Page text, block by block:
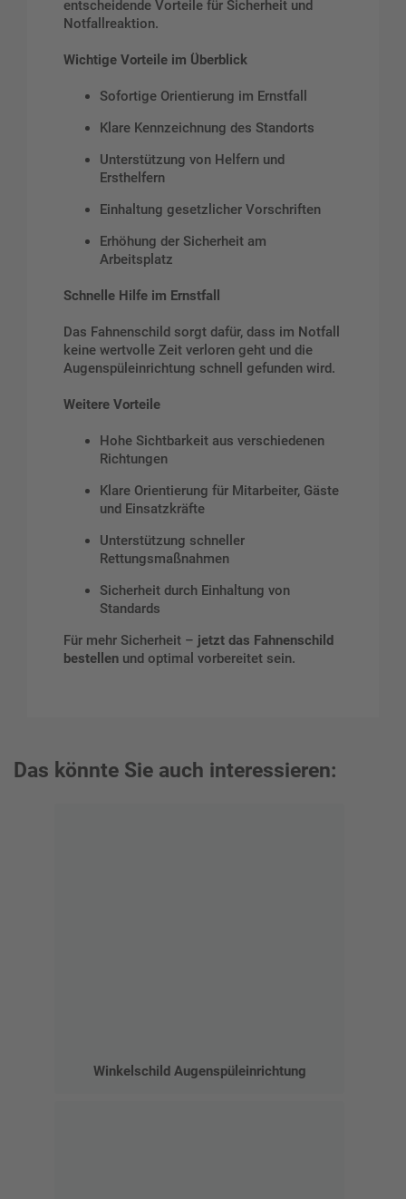
entscheidende Vorteile für Sicherheit und
Notfallreaktion.
Wichtige Vorteile im Überblick
Sofortige Orientierung im Ernstfall
Klare Kennzeichnung des Standorts
Unterstützung von Helfern und
Ersthelfern
Einhaltung gesetzlicher Vorschriften
Erhöhung der Sicherheit am
Arbeitsplatz
Schnelle Hilfe im Ernstfall
Das Fahnenschild sorgt dafür, dass im Notfall
keine wertvolle Zeit verloren geht und die
Augenspüleinrichtung schnell gefunden wird.
Weitere Vorteile
Hohe Sichtbarkeit aus verschiedenen
Richtungen
Klare Orientierung für Mitarbeiter, Gäste
und Einsatzkräfte
Unterstützung schneller
Rettungsmaßnahmen
Sicherheit durch Einhaltung von
Standards
Für mehr Sicherheit – jetzt das Fahnenschild
bestellen und optimal vorbereitet sein.
Das könnte Sie auch interessieren:
Winkelschild Augenspüleinrichtung